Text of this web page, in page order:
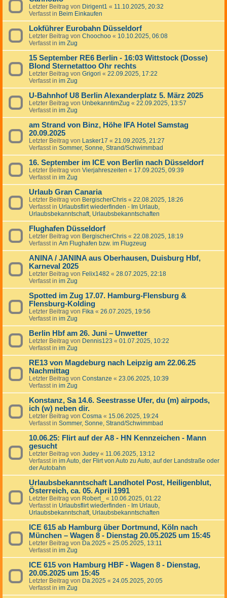
Letzter Beitrag von Dirigent1 « 11.10.2025, 20:32
Verfasst in Beim Einkaufen
Lokführer Eurobahn Düsseldorf
Letzter Beitrag von Choochoo « 10.10.2025, 06:08
Verfasst in im Zug
15 September RE6 Berlin - 16:03 Wittstock (Dosse)
Blond Sternetattoo Ohr rechts
Letzter Beitrag von Grigori « 22.09.2025, 17:22
Verfasst in im Zug
U-Bahnhof U8 Berlin Alexanderplatz 5. März 2025
Letzter Beitrag von UnbekanntimZug « 22.09.2025, 13:57
Verfasst in im Zug
am Strand von Binz, Höhe IFA Hotel Samstag
20.09.2025
Letzter Beitrag von Lasker17 « 21.09.2025, 21:27
Verfasst in Sommer, Sonne, Strand/Schwimmbad
16. September im ICE von Berlin nach Düsseldorf
Letzter Beitrag von Vierjahreszeiten « 17.09.2025, 09:39
Verfasst in im Zug
Urlaub Gran Canaria
Letzter Beitrag von BergischerChris « 22.08.2025, 18:26
Verfasst in Urlaubsflirt wiederfinden - Im Urlaub,
Urlaubsbekanntschaft, Urlaubsbekanntschaften
Flughafen Düsseldorf
Letzter Beitrag von BergischerChris « 22.08.2025, 18:19
Verfasst in Am Flughafen bzw. im Flugzeug
ANINA / JANINA aus Oberhausen, Duisburg Hbf,
Karneval 2025
Letzter Beitrag von Felix1482 « 28.07.2025, 22:18
Verfasst in im Zug
Spotted im Zug 17.07. Hamburg-Flensburg &
Flensburg-Kolding
Letzter Beitrag von Fika « 26.07.2025, 19:56
Verfasst in im Zug
Berlin Hbf am 26. Juni – Unwetter
Letzter Beitrag von Dennis123 « 01.07.2025, 10:22
Verfasst in im Zug
RE13 von Magdeburg nach Leipzig am 22.06.25
Nachmittag
Letzter Beitrag von Constanze « 23.06.2025, 10:39
Verfasst in im Zug
Konstanz, Sa 14.6. Seestrasse Ufer, du (m) airpods,
ich (w) neben dir.
Letzter Beitrag von Cosma « 15.06.2025, 19:24
Verfasst in Sommer, Sonne, Strand/Schwimmbad
10.06.25: Flirt auf der A8 - HN Kennzeichen - Mann
gesucht
Letzter Beitrag von Judey « 11.06.2025, 13:12
Verfasst in im Auto, der Flirt von Auto zu Auto, auf der Landstraße oder
der Autobahn
Urlaubsbekanntschaft Landhotel Post, Heiligenblut,
Österreich, ca. 05. April 1991
Letzter Beitrag von Robert_ « 10.06.2025, 01:22
Verfasst in Urlaubsflirt wiederfinden - Im Urlaub,
Urlaubsbekanntschaft, Urlaubsbekanntschaften
ICE 615 ab Hamburg über Dortmund, Köln nach
München – Wagen 8 - Dienstag 20.05.2025 um 15:45
Letzter Beitrag von Da.2025 « 25.05.2025, 13:11
Verfasst in im Zug
ICE 615 von Hamburg HBF - Wagen 8 - Dienstag,
20.05.2025 um 15:45
Letzter Beitrag von Da.2025 « 24.05.2025, 20:05
Verfasst in im Zug